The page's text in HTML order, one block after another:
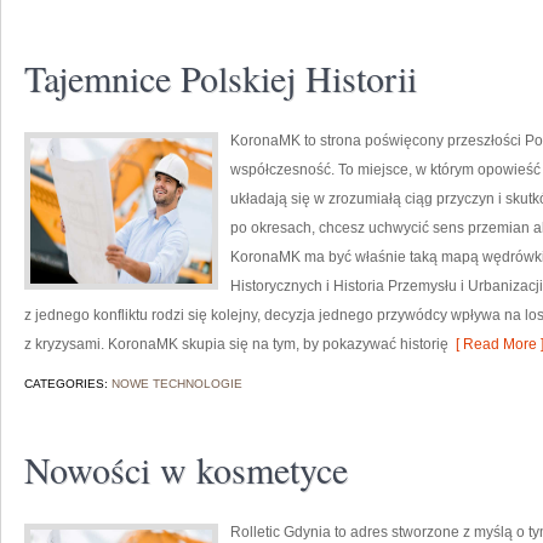
Tajemnice Polskiej Historii
KoronaMK to strona poświęcony przeszłości
współczesność. To miejsce, w którym
układają się w zrozumiałą ciąg przyczyn i
po okresach, chcesz uchwycić sens przemian
KoronaMK ma być właśnie taką mapą
Historycznych i Historia Przemysłu i
z jednego konfliktu rodzi się kolejny, decyzja jednego przywódcy wpływa na
z kryzysami. KoronaMK skupia się na tym, by pokazywać historię [ Read More ]
CATEGORIES: NOWE TECHNOLOGIE
Nowości w kosmetyce
Rolletic Gdynia to adres stworzone z myślą o